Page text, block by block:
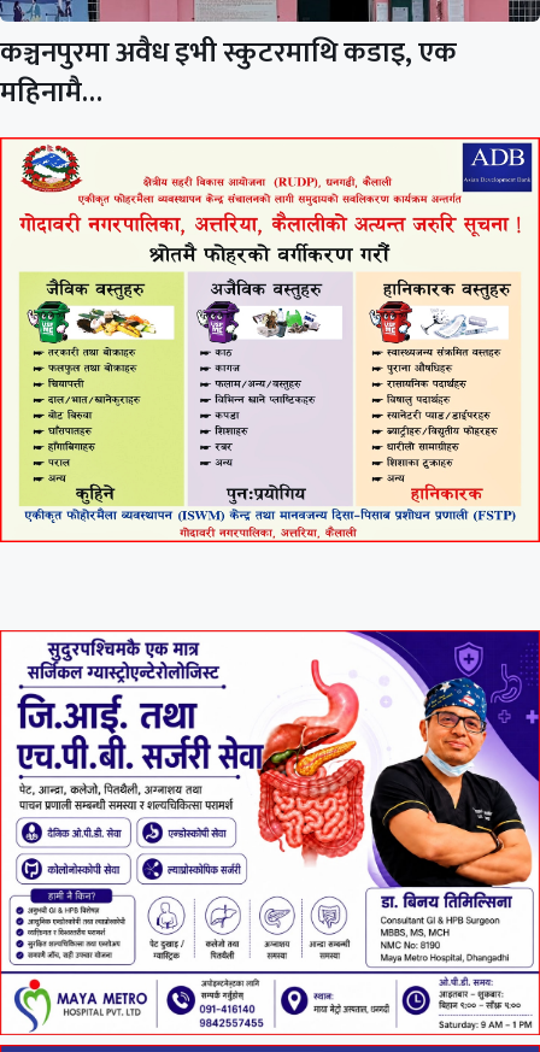
कञ्चनपुरमा अवैध इभी स्कुटरमाथि कडाइ, एक
महिनामै…